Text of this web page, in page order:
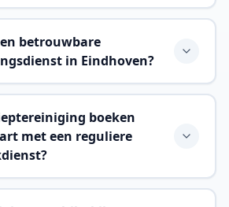
betrouwbare
in Eindhoven?
boeken
met een reguliere